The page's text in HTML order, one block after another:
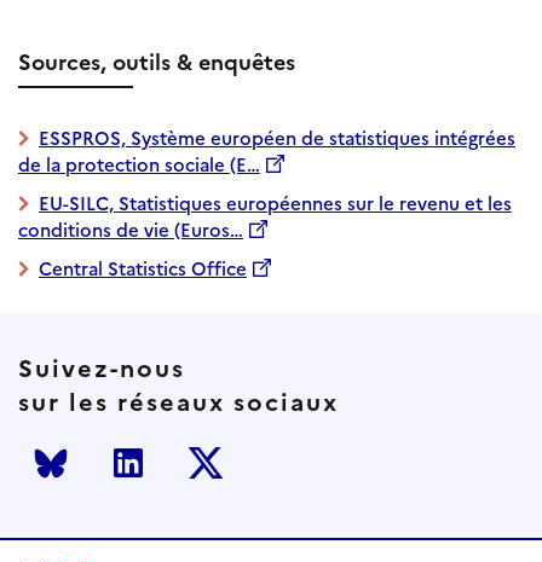
Sources, outils & enquêtes
ESSPROS, Système européen de statistiques intégrées
de la protection sociale (E…
EU-SILC, Statistiques européennes sur le revenu et les
conditions de vie (Euros…
Central Statistics Office
Suivez-nous
sur les réseaux sociaux
Bluesky LinkedInTwitter